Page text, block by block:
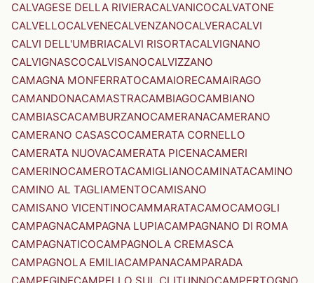
CALVAGESE DELLA RIVIERACALVANICOCALVATONE
CALVELLOCALVENECALVENZANOCALVERACALVI
CALVI DELL'UMBRIACALVI RISORTACALVIGNANO
CALVIGNASCOCALVISANOCALVIZZANO
CAMAGNA MONFERRATOCAMAIORECAMAIRAGO
CAMANDONACAMASTRACAMBIAGOCAMBIANO
CAMBIASCACAMBURZANOCAMERANACAMERANO
CAMERANO CASASCOCAMERATA CORNELLO
CAMERATA NUOVACAMERATA PICENACAMERI
CAMERINOCAMEROTACAMIGLIANOCAMINATACAMINO
CAMINO AL TAGLIAMENTOCAMISANO
CAMISANO VICENTINOCAMMARATACAMOCAMOGLI
CAMPAGNACAMPAGNA LUPIACAMPAGNANO DI ROMA
CAMPAGNATICOCAMPAGNOLA CREMASCA
CAMPAGNOLA EMILIACAMPANACAMPARADA